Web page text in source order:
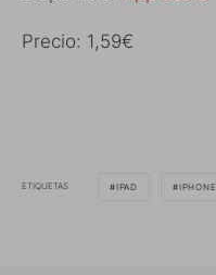
Precio: 1,59€
ETIQUETAS IPAD IPHONE